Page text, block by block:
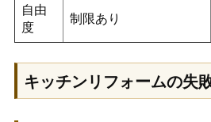
自由
度
制限あり
キッチンリフォームの失